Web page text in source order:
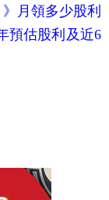
月領多少股利
預估股利及近6